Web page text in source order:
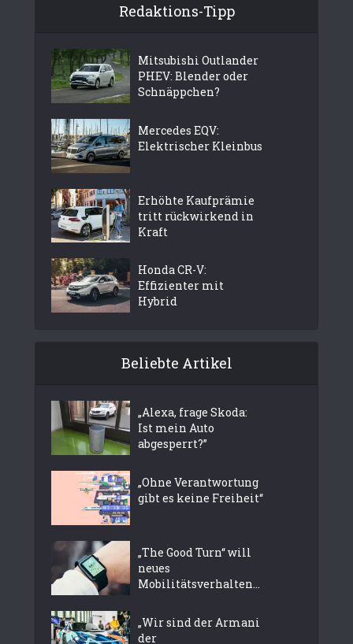
Redaktions-Tipp
Mitsubishi Outlander
PHEV: Blender oder
Schnäppchen?
Mercedes EQV:
Elektrischer Kleinbus
Erhöhte Kaufprämie
tritt rückwirkend in
Kraft
Honda CR-V:
Effizienter mit
Hybrid
Beliebte Artikel
„Alexa, frage Skoda:
Ist mein Auto
abgesperrt?”
„Ohne Verantwortung
gibt es keine Freiheit“
„The Good Turn“ will
neues
Mobilitätsverhalten...
„Wir sind der Armani
der